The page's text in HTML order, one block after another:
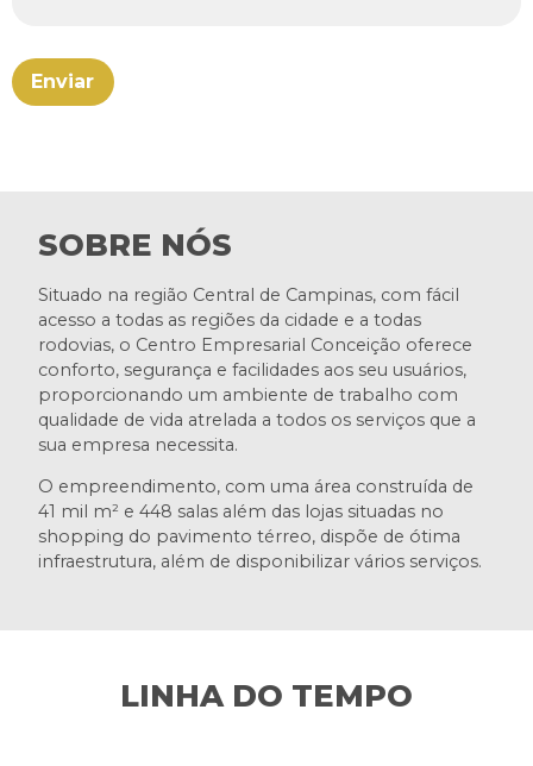
SOBRE NÓS
Situado na região Central de Campinas, com fácil
acesso a todas as regiões da cidade e a todas
rodovias, o Centro Empresarial Conceição oferece
conforto, segurança e facilidades aos seu usuários,
proporcionando um ambiente de trabalho com
qualidade de vida atrelada a todos os serviços que a
sua empresa necessita.
O empreendimento, com uma área construída de
41 mil m² e 448 salas além das lojas situadas no
shopping do pavimento térreo, dispõe de ótima
infraestrutura, além de disponibilizar vários serviços.
LINHA DO TEMPO